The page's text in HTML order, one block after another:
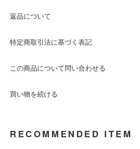
返品について
特定商取引法に基づく表記
この商品について問い合わせる
買い物を続ける
RECOMMENDED ITEM